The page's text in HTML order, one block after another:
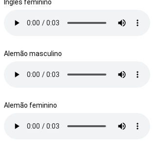
Inglês feminino
Alemão masculino
Alemão feminino